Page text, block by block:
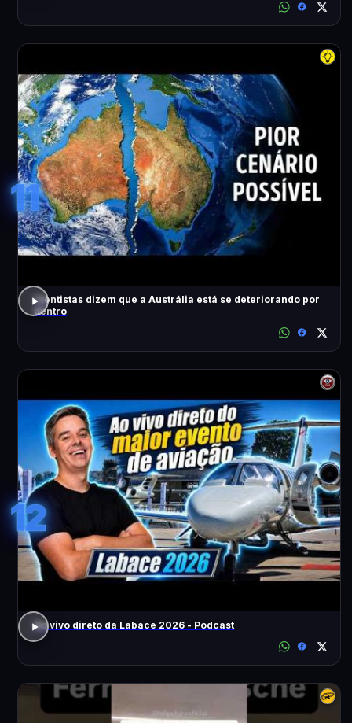
11
Cientistas dizem que a Austrália está se deteriorando por
dentro
12
Ao vivo direto da Labace 2026 - Podcast